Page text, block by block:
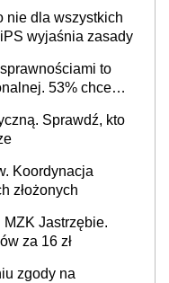
nie dla wszystkich
wyjaśnia zasady
to
53% chce
Sprawdź, kto
Koordynacja
złożonych
Jastrzębie.
za 16 zł
zgody na